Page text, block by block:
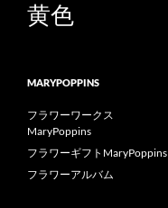
黄色
MARYPOPPINS
フラワーワークス
MaryPoppins
フラワーギフトMaryPoppins
フラワーアルバム